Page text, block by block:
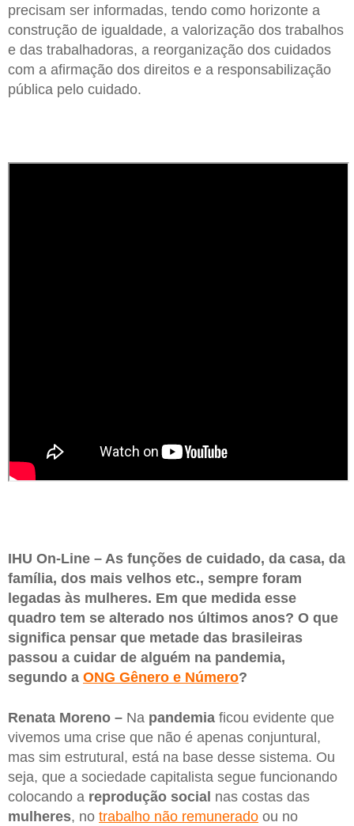
precisam ser informadas, tendo como horizonte a
construção de igualdade, a valorização dos trabalhos
e das trabalhadoras, a reorganização dos cuidados
com a afirmação dos direitos e a responsabilização
pública pelo cuidado.
IHU On-Line – As funções de cuidado, da casa, da
família, dos mais velhos etc., sempre foram
legadas às mulheres. Em que medida esse
quadro tem se alterado nos últimos anos? O que
significa pensar que metade das brasileiras
passou a cuidar de alguém na pandemia,
segundo a ONG Gênero e Número?
Renata Moreno – Na pandemia ficou evidente que
vivemos uma crise que não é apenas conjuntural,
mas sim estrutural, está na base desse sistema. Ou
seja, que a sociedade capitalista segue funcionando
colocando a reprodução social nas costas das
mulheres, no trabalho não remunerado ou no